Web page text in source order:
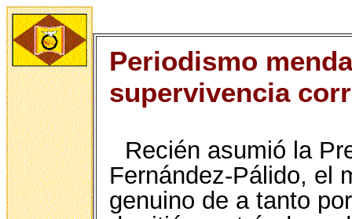
Periodismo
supervivencia
Recién asumió la
Fernández-Pálido, el
genuino de a tanto